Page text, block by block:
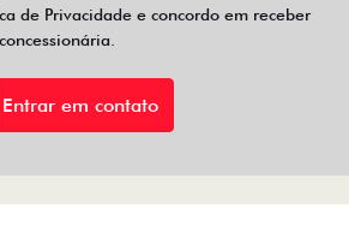
de Privacidade e concordo em receber
Entrar em contato